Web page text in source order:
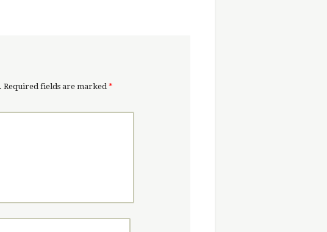
Required fields are marked *